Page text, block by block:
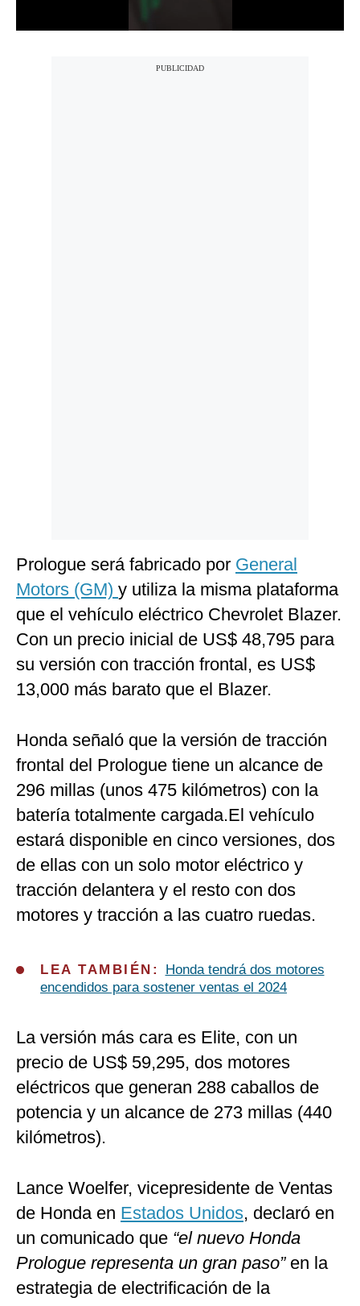
Prologue será fabricado por General
Motors (GM) y utiliza la misma plataforma
que el vehículo eléctrico Chevrolet Blazer.
Con un precio inicial de US$ 48,795 para
su versión con tracción frontal, es US$
13,000 más barato que el Blazer.
Honda señaló que la versión de tracción
frontal del Prologue tiene un alcance de
296 millas (unos 475 kilómetros) con la
batería totalmente cargada.El vehículo
estará disponible en cinco versiones, dos
de ellas con un solo motor eléctrico y
tracción delantera y el resto con dos
motores y tracción a las cuatro ruedas.
LEA TAMBIÉN:
Honda tendrá dos motores
encendidos para sostener ventas el 2024
La versión más cara es Elite, con un
precio de US$ 59,295, dos motores
eléctricos que generan 288 caballos de
potencia y un alcance de 273 millas (440
kilómetros).
Lance Woelfer, vicepresidente de Ventas
de Honda en Estados Unidos, declaró en
un comunicado que “el nuevo Honda
Prologue representa un gran paso”en la
estrategia de electrificación de la